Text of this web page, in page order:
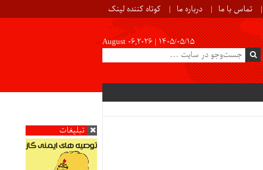
تماس با ما درباره ما کوتاه کننده لینک
August 06,2026 | ۱۴۰۵/۰۵/۱۵
تبلیغات